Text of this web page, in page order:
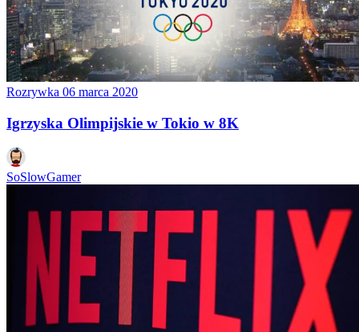
Rozrywka 06 marca 2020
Igrzyska Olimpijskie w Tokio w 8K
SoSlowGamer